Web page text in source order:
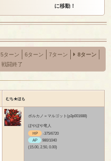
に移動！
5ターン 6ターン 7ターン
8ターン
戦闘終了
むち★ほも
ボルカノ＝マルゴット(p3p001688)
ぽやぽや竜人
HP
-375/6720
AP
980/1040
(15.00, 2.50, 0.00)